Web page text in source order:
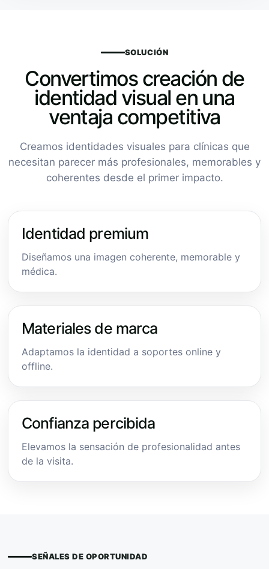
SOLUCIÓN
Convertimos creación de
identidad visual en una
ventaja competitiva
Creamos identidades visuales para clínicas que
necesitan parecer más profesionales, memorables y
coherentes desde el primer impacto.
Identidad premium
Diseñamos una imagen coherente, memorable y
médica.
Materiales de marca
Adaptamos la identidad a soportes online y
offline.
Confianza percibida
Elevamos la sensación de profesionalidad antes
de la visita.
SEÑALES DE OPORTUNIDAD